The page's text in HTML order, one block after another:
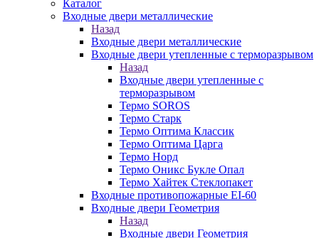
Каталог
Входные двери металлические
Назад
Входные двери металлические
Входные двери утепленные с терморазрывом
Назад
Входные двери утепленные с
терморазрывом
Термо SOROS
Термо Старк
Термо Оптима Классик
Термо Оптима Царга
Термо Норд
Термо Оникс Букле Опал
Термо Хайтек Стеклопакет
Входные противопожарные EI-60
Входные двери Геометрия
Назад
Входные двери Геометрия